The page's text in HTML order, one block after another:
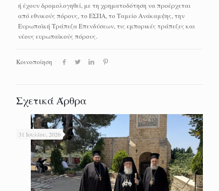
ή έχουν δρομολογηθεί, με τη χρηματοδότηση να προέρχεται
από εθνικούς πόρους, το ΕΣΠΑ, το Ταμείο Ανάκαμψης, την
Ευρωπαϊκή Τράπεζα Επενδύσεων, τις εμπορικές τράπεζες και
νέους ευρωπαϊκούς πόρους.
Κοινοποίηση
Σχετικά Άρθρα
31 Ιουλίου, 2026